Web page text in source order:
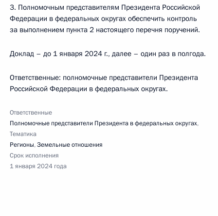
3. Полномочным представителям Президента Российской
Федерации в федеральных округах обеспечить контроль
за выполнением пункта 2 настоящего перечня поручений.
Доклад – до 1 января 2024 г., далее – один раз в полгода.
Ответственные: полномочные представители Президента
Российской Федерации в федеральных округах.
Ответственные
Полномочные представители Президента в федеральных округах,
Тематика
Регионы,Земельные отношения
Срок исполнения
1 января 2024 года